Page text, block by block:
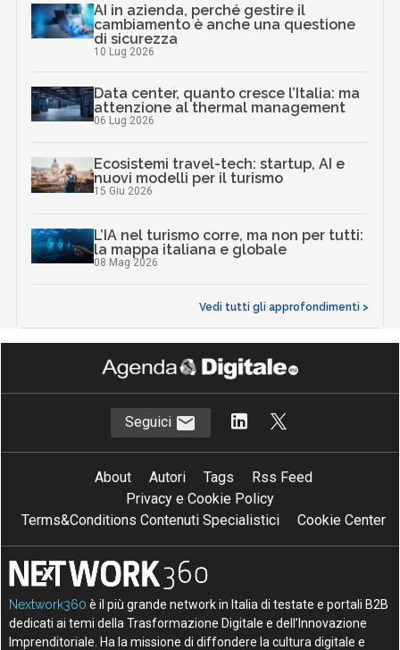
AI in azienda, perché gestire il
cambiamento è anche una questione
di sicurezza
10 Lug 2026
Data center, quanto cresce l’Italia: ma
attenzione al thermal management
06 Lug 2026
Ecosistemi travel-tech: startup, AI e
nuovi modelli per il turismo
15 Giu 2026
L’IA nel turismo corre, ma non per tutti:
la mappa italiana e globale
08 Mag 2026
Vedi tutti gli approfondimenti >
Seguici
About Autori Tags
Rss Feed
Privacy e Cookie Policy
Terms&Conditions Contenuti Specialistici
Cookie Center
Nextwork360 è il più grande network in Italia di testate e portali B2B
dedicati ai temi della Trasformazione Digitale e dell’Innovazione
Imprenditoriale. Ha la missione di diffondere la cultura digitale e